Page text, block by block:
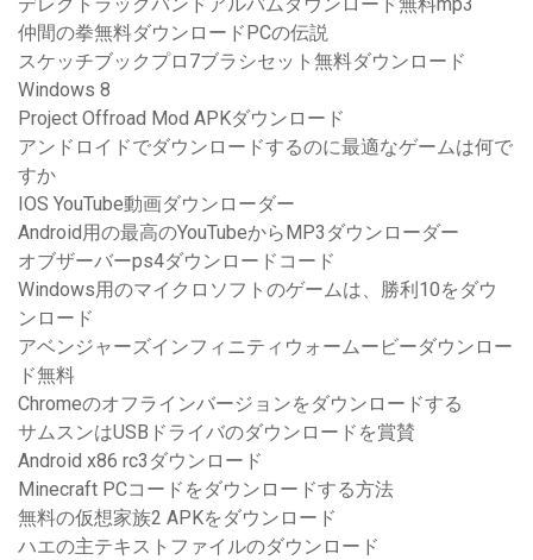
デレクトラックバンドアルバムダウンロード無料mp3
仲間の拳無料ダウンロードPCの伝説
スケッチブックプロ7ブラシセット無料ダウンロード
Windows 8
Project Offroad Mod APKダウンロード
アンドロイドでダウンロードするのに最適なゲームは何で
すか
IOS YouTube動画ダウンローダー
Android用の最高のYouTubeからMP3ダウンローダー
オブザーバーps4ダウンロードコード
Windows用のマイクロソフトのゲームは、勝利10をダウ
ンロード
アベンジャーズインフィニティウォームービーダウンロー
ド無料
Chromeのオフラインバージョンをダウンロードする
サムスンはUSBドライバのダウンロードを賞賛
Android x86 rc3ダウンロード
Minecraft PCコードをダウンロードする方法
無料の仮想家族2 APKをダウンロード
ハエの主テキストファイルのダウンロード